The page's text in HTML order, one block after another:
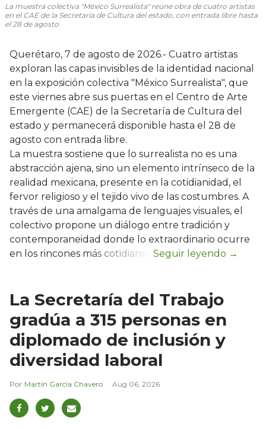
La muestra colectiva "México Surrealista" reúne obra de cuatro artistas
en el CAE de la Secretaría de Cultura del estado, con entrada libre hasta
el 28 de agosto.
Querétaro, 7 de agosto de 2026.- Cuatro artistas
exploran las capas invisibles de la identidad nacional
en la exposición colectiva "México Surrealista", que
este viernes abre sus puertas en el Centro de Arte
Emergente (CAE) de la Secretaría de Cultura del
estado y permanecerá disponible hasta el 28 de
agosto con entrada libre.
La muestra sostiene que lo surrealista no es una
abstracción ajena, sino un elemento intrínseco de la
realidad mexicana, presente en la cotidianidad, el
fervor religioso y el tejido vivo de las costumbres. A
través de una amalgama de lenguajes visuales, el
colectivo propone un diálogo entre tradición y
contemporaneidad donde lo extraordinario ocurre
en los rincones más cotidianos.
La Secretaría del Trabajo
gradúa a 315 personas en
diplomado de inclusión y
diversidad laboral
Martín García Chavero Aug 06, 2026